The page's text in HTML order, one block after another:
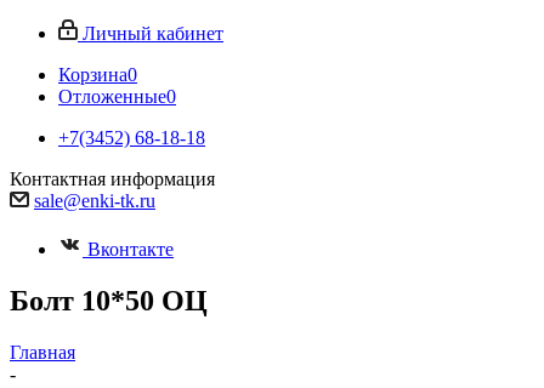
Личный кабинет
Корзина0
Отложенные0
+7(3452) 68-18-18
Контактная информация
sale@enki-tk.ru
Вконтакте
Болт 10*50 ОЦ
Главная
-